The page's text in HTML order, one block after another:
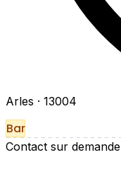
Arles · 13004
Bar
Contact sur demande